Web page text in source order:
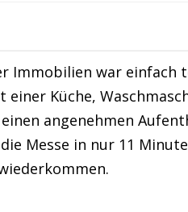
Immobilien war einfach
Küche,
angenehmen
Messe in nur 11